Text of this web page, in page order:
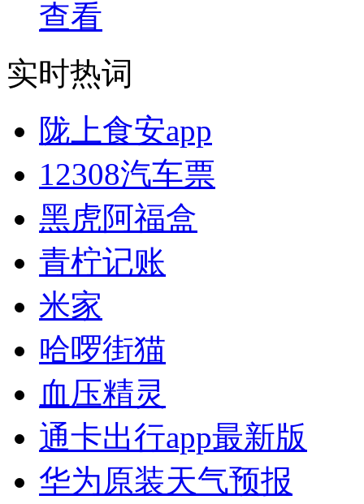
查看
实时热词
陇上食安app
12308汽车票
黑虎阿福盒
青柠记账
米家
哈啰街猫
血压精灵
通卡出行app最新版
华为原装天气预报